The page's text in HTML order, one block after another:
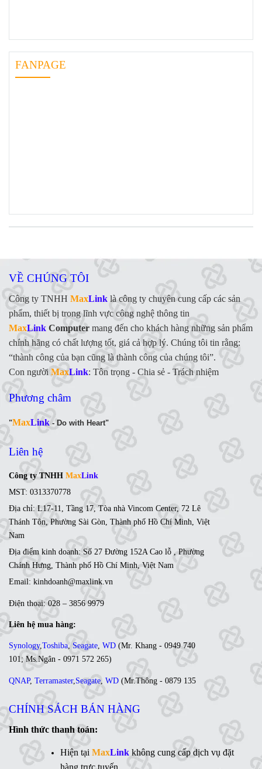
FANPAGE
VỀ CHÚNG TÔI
Công ty TNHH MaxLink là công ty chuyên cung cấp các sản
phẩm, thiết bị trong lĩnh vực công nghệ thông tin
MaxLink Computer mang đến cho khách hàng những sản phẩm
chính hãng có chất lượng tốt, giá cả hợp lý. Chúng tôi tin rằng:
“thành công của bạn cũng là thành công của chúng tôi”.
Con người MaxLink: Tôn trọng - Chia sẻ - Trách nhiệm
Phương châm
"MaxLink- Do with Heart"
Liên hệ
Công ty TNHH MaxLink
MST: 0313370778
Địa chỉ: L17-11, Tầng 17, Tòa nhà Vincom Center, 72 Lê
Thánh Tôn, Phường Sài Gòn, Thành phố Hồ Chí Minh, Việt
Nam
Địa điểm kinh doanh: Số 27 Đường 152A Cao lỗ , Phường
Chánh Hưng, Thành phố Hồ Chí Minh, Việt Nam
Email: kinhdoanh@maxlink.vn
Điện thoại: 028 – 3856 9979
Liên hệ mua hàng:
Synology,Toshiba, Seagate, WD (Mr. Khang - 0949 740
101; Ms.Ngân - 0971 572 265)
QNAP, Terramaster, Seagate WD (Mr.Thông - 0879 135
Ms. Lan Anh - 0984 441 810)
Ổ cứng di động,LCD,Networking, Linh kiện,....(Ms. Trâm
- 0944 908 249)
Synology , QNAP,Terramaster,Toshiba,Seagate,
,Ổ cứng di động ,LCD,Networking, Linh kiện,....(Ms.
CHÍNH SÁCH BÁN HÀNG
Hình thức thanh toán:
Hiện tại MaxLink không cung cấp dịch vụ đặt
hàng trực tuyến